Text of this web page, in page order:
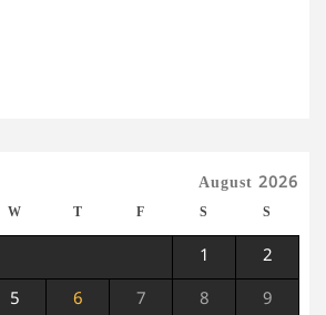
August 2026
W T F S S
1 2
5 6 7 8 9